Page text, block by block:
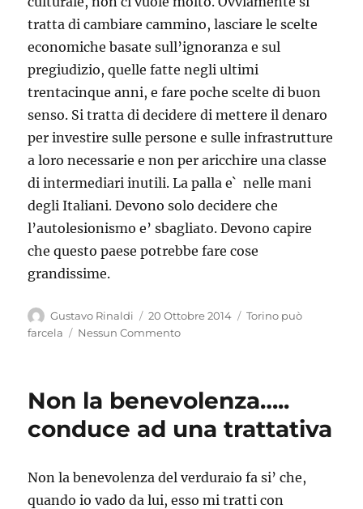
tratta di cambiare cammino, lasciare le scelte
economiche basate sull’ignoranza e sul
pregiudizio, quelle fatte negli ultimi
trentacinque anni, e fare poche scelte di buon
senso. Si tratta di decidere di mettere il denaro
per investire sulle persone e sulle infrastrutture
a loro necessarie e non per aricchire una classe
di intermediari inutili. La palla e` nelle mani
degli Italiani. Devono solo decidere che
l’autolesionismo e’ sbagliato. Devono capire
che questo paese potrebbe fare cose
grandissime.
Autore
Gustavo Rinaldi
Pubblicato
il
20 Ottobre 2014 Categorie
Torino può
farcela
Nessun Commento
Non la benevolenza…..
conduce ad una trattativa
Non la benevolenza del verduraio fa si’ che,
quando io vado da lui, esso mi tratti con